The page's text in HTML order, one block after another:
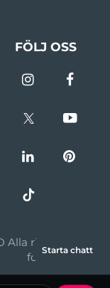
FÖLJ OSS
Alla rättigheter
förbehållna
Starta chatt